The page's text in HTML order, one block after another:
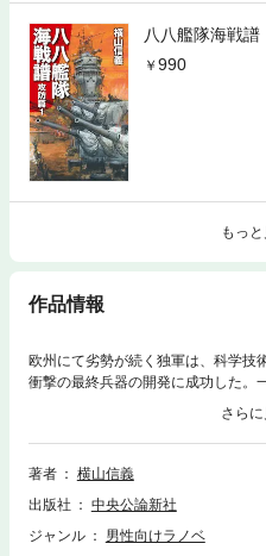
八八艦隊海戦
990
もっ
作品情報
欧州にて劣勢が続く独軍は、科学技
衝撃の最終兵器の開発に成功した。
進退窮まる日本軍が、情報参謀・磯
結。「大和」「武蔵」に加え近代化
隻で一撃講和に最後の望みをつなぐ
級を始めとする新鋭戦艦九隻と新型
著者
横山信義
出版社
中央公論新社
ジャンル
男性向けラノベ